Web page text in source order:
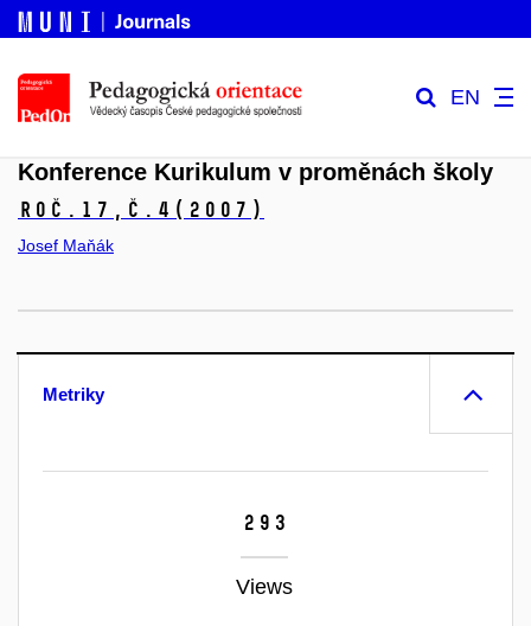
EN
Konference Kurikulum v proměnách školy
Roč.17, č.4 (2007)
Josef Maňák
Metriky
293
Views